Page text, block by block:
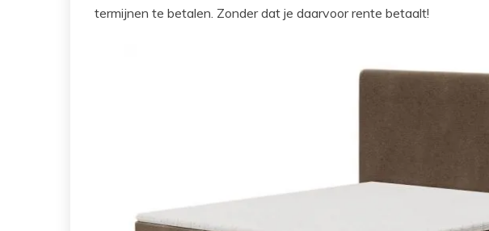
termijnen te betalen. Zonder dat je daarvoor rente betaalt!